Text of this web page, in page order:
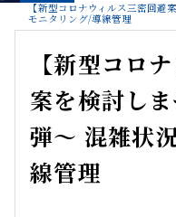
【新型コロナウィルス三密回避
モニタリング/導線管理
【新型コロ
案を検討し
弾～ 混雑状
線管理